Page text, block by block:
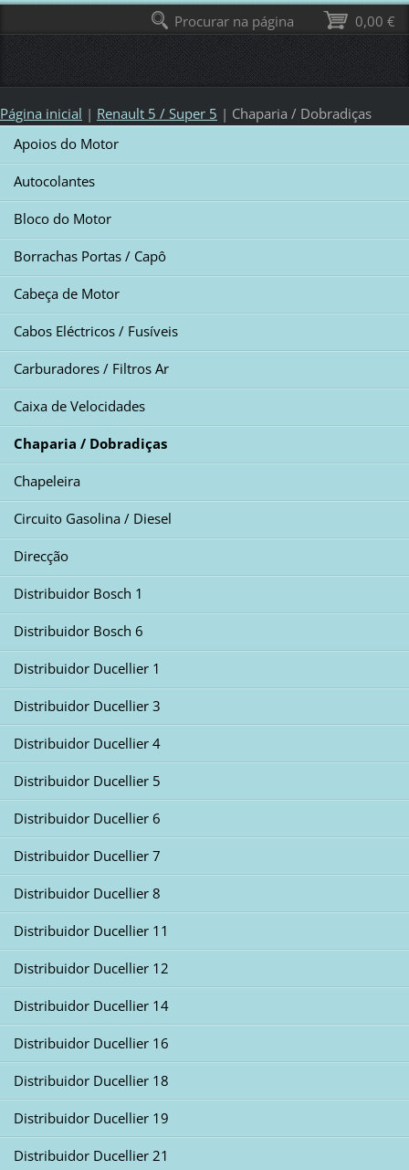
Página inicial | Renault 5 / Super 5 | Chaparia / Dobradiças
Apoios do Motor
Autocolantes
Bloco do Motor
Borrachas Portas / Capô
Cabeça de Motor
Cabos Eléctricos / Fusíveis
Carburadores / Filtros Ar
Caixa de Velocidades
Chaparia / Dobradiças
Chapeleira
Circuito Gasolina / Diesel
Direcção
Distribuidor Bosch 1
Distribuidor Bosch 6
Distribuidor Ducellier 1
Distribuidor Ducellier 3
Distribuidor Ducellier 4
Distribuidor Ducellier 5
Distribuidor Ducellier 6
Distribuidor Ducellier 7
Distribuidor Ducellier 8
Distribuidor Ducellier 11
Distribuidor Ducellier 12
Distribuidor Ducellier 14
Distribuidor Ducellier 16
Distribuidor Ducellier 18
Distribuidor Ducellier 19
Distribuidor Ducellier 21
0,00 €
Procurar na página